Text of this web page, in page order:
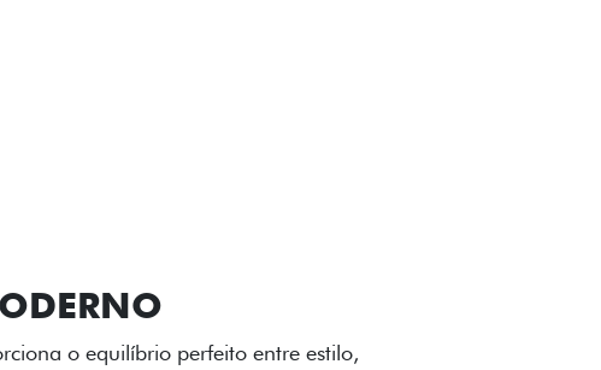
LEVE
desenho dinâmico e acabamento